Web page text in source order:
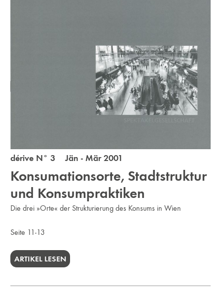
dérive N° 3 Jän - Mär 2001
Konsumationsorte, Stadtstruktur
und Konsumpraktiken
Die drei »Orte« der Strukturierung des Konsums in Wien
Seite 11-13
ARTIKEL LESEN